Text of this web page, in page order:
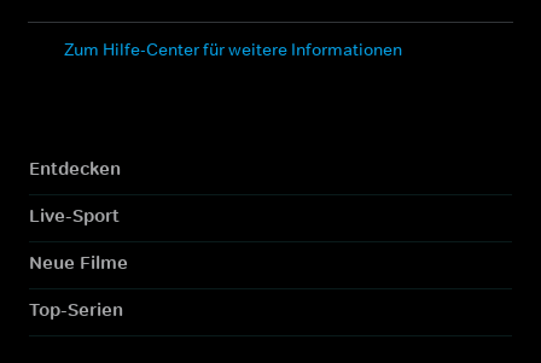
Zum Hilfe-Center für weitere Informationen
Entdecken
Live-Sport
Neue Filme
Top-Serien